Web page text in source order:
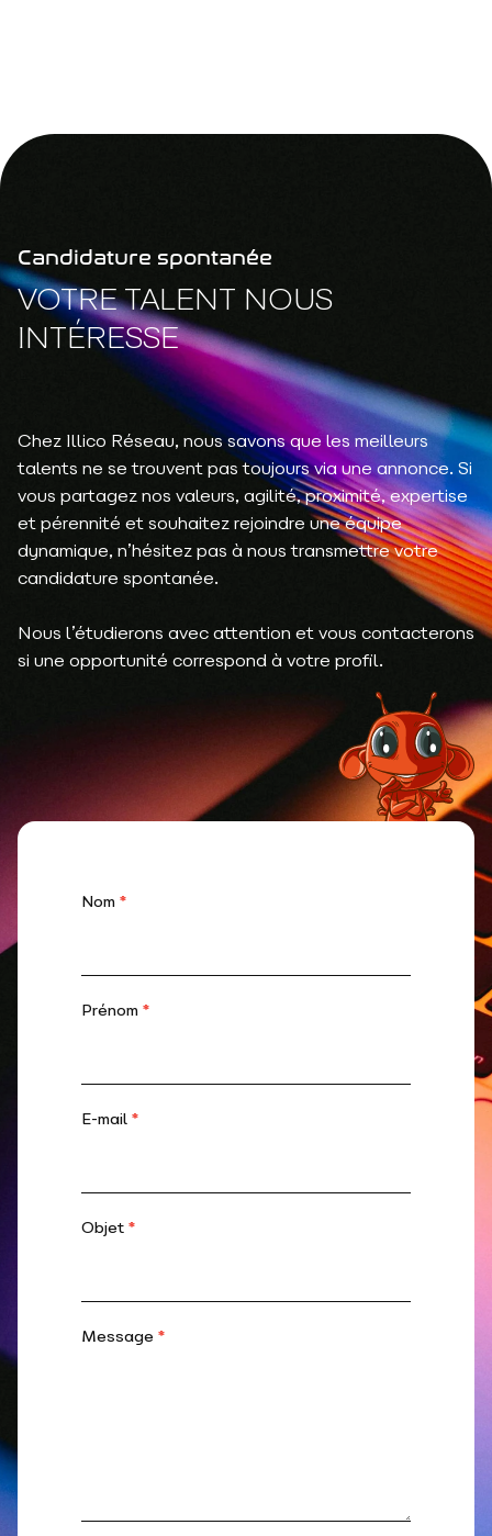
Candidature spontanée
VOTRE TALENT NOUS
INTÉRESSE
Chez Illico Réseau, nous savons que les meilleurs
talents ne se trouvent pas toujours via une annonce. Si
vous partagez nos valeurs, agilité, proximité, expertise
et pérennité et souhaitez rejoindre une équipe
dynamique, n’hésitez pas à nous transmettre votre
candidature spontanée.
Nous l’étudierons avec attention et vous contacterons
si une opportunité correspond à votre profil.
Candidature
Nom *
Prénom *
E-mail *
Objet *
Message *